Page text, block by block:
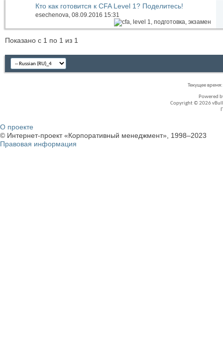
Кто как готовится к CFA Level 1? Поделитесь!
esechenova, 08.09.2016 15:31
Показано с 1 по 1 из 1
Текущее время:
Powered
Copyright © 2026
О проекте
© Интернет-проект «Корпоративный менеджмент», 1998–2023
Правовая информация